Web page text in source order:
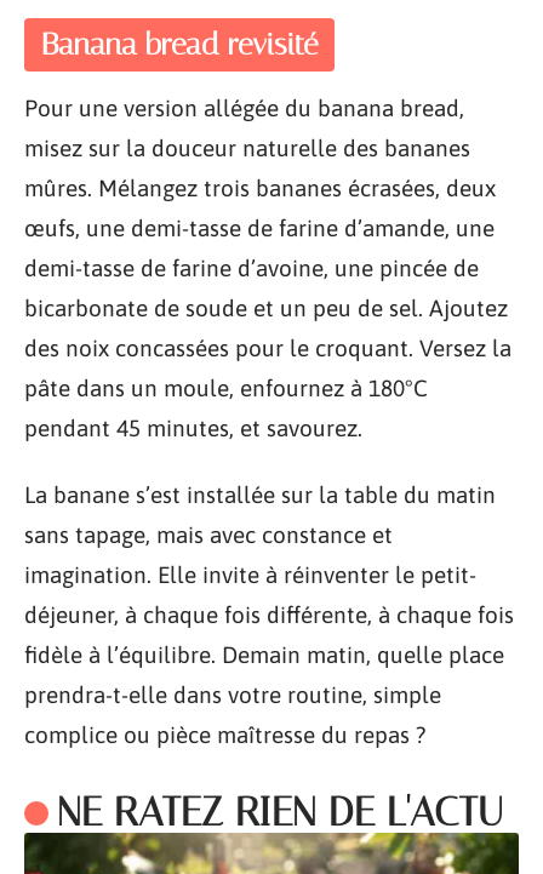
Banana bread revisité
Pour une version allégée du banana bread,
misez sur la douceur naturelle des bananes
mûres. Mélangez trois bananes écrasées, deux
œufs, une demi-tasse de farine d’amande, une
demi-tasse de farine d’avoine, une pincée de
bicarbonate de soude et un peu de sel. Ajoutez
des noix concassées pour le croquant. Versez la
pâte dans un moule, enfournez à 180°C
pendant 45 minutes, et savourez.
La banane s’est installée sur la table du matin
sans tapage, mais avec constance et
imagination. Elle invite à réinventer le petit-
déjeuner, à chaque fois différente, à chaque fois
fidèle à l’équilibre. Demain matin, quelle place
prendra-t-elle dans votre routine, simple
complice ou pièce maîtresse du repas ?
NE RATEZ RIEN DE L'ACTU